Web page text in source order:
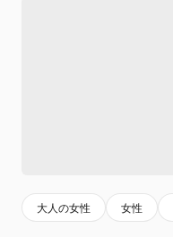
大人の女性 女性